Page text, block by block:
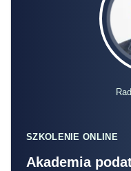
SZKOLENIE ONLINE
Akademia